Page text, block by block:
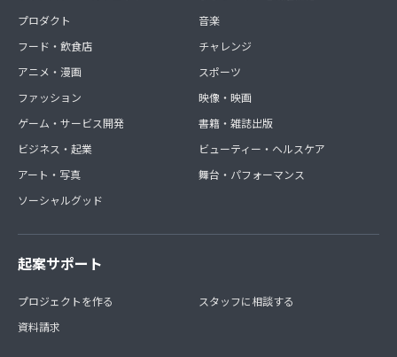
プロダクト
フード・飲食店
アニメ・漫画
ファッション
ゲーム・サービス開発
ビジネス・起業
アート・写真
ソーシャルグッド
音楽
チャレンジ
スポーツ
映像・映画
書籍・雑誌出版
ビューティー・ヘルスケア
舞台・パフォーマンス
起案サポート
プロジェクトを作る
資料請求
スタッフに相談する